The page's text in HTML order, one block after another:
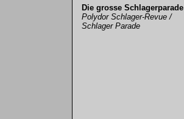
Die grosse Schlagerparade
Polydor Schlager-Revue /
Schlager Parade